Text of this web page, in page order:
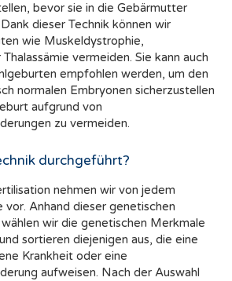
bevor sie in die Gebärmutter
dieser Technik können wir
wie Muskeldystrophie,
vermeiden. Sie kann auch
empfohlen werden, um den
normalen Embryonen sicherzustellen
aufgrund von
zu vermeiden.
durchgeführt?
nehmen wir von jedem
vor. Anhand dieser genetischen
wir die genetischen Merkmale
sortieren diejenigen aus, die eine
Krankheit oder eine
aufweisen. Nach der Auswahl